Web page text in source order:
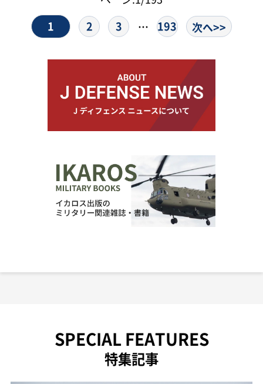
1
2 3 … 193 次へ>>
SPECIAL FEATURES
特集記事